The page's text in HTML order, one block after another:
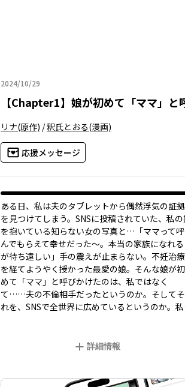
2024/10/29
2024年10月29日
【Chapter1】 娘が初めて「ママ」と
リナ(原作) /釈氏とおる(漫画)
応援メッセージ
ある日、私は夫のタブレットから偶然浮気の証拠
を見つけてしまう。SNSに投稿されていた、私の
を抱いている知らない女の写真と…「ママって呼
んでもらえて幸せだった〜。本当の家族になれる
が待ち遠しい」手の震えが止まらない。不妊治療
を経てようやく授かった最愛の娘。そんな娘が初
めて「ママ」と呼びかけたのは、私ではなく
て……夫の不倫相手だったというのか。そしてそ
れを、SNSで全世界に広めているというのか。
詳細情報